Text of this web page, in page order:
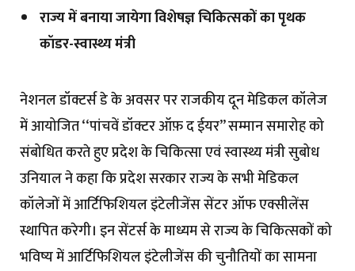
राज्य में बनाया जायेगा विशेषज्ञ चिकित्सकों का पृथक
कॉडर-स्वास्थ्य मंत्री
नेशनल डॉक्टर्स डे के अवसर पर राजकीय दून मेडिकल कॉलेज
में आयोजित ‘‘पांचवें डॉक्टर ऑफ़ द ईयर’’ सम्मान समारोह को
संबोधित करते हुए प्रदेश के चिकित्सा एवं स्वास्थ्य मंत्री सुबोध
उनियाल ने कहा कि प्रदेश सरकार राज्य के सभी मेडिकल
कॉलेजों में आर्टिफिशियल इंटेलीजेंस सेंटर ऑफ एक्सीलेंस
स्थापित करेगी। इन सेंटर्स के माध्यम से राज्य के चिकित्सकों को
भविष्य में आर्टिफिशियल इंटेलीजेंस की चुनौतियों का सामना